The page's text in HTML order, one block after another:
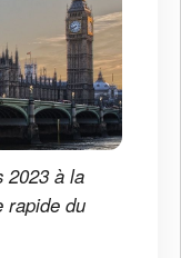
2023 à la
rapide du